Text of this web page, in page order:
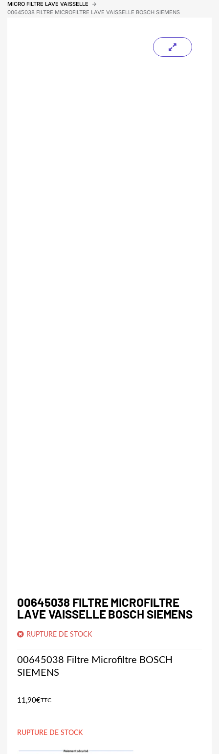
MICRO FILTRE LAVE VAISSELLE
00645038 FILTRE MICROFILTRE LAVE VAISSELLE BOSCH SIEMENS
00645038 FILTRE MICROFILTRE
LAVE VAISSELLE BOSCH SIEMENS
RUPTURE DE STOCK
00645038 Filtre Microfiltre BOSCH
SIEMENS
11,90€TTC
RUPTURE DE STOCK